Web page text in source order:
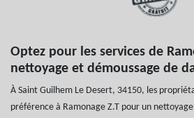
Optez pour les services de
nettoyage et démoussage de
À Saint Guilhem Le Desert, 34150, les
préférence à Ramonage Z.T pour un